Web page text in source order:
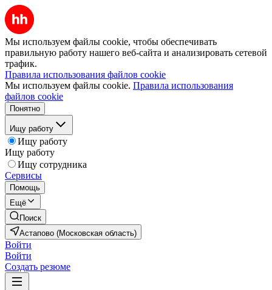
Мы используем файлы cookie, чтобы обеспечивать
правильную работу нашего веб-сайта и анализировать сетевой
трафик.
Правила использования файлов cookie
Мы используем файлы cookie. Правила использования
файлов cookie
Понятно
Ищу работу
Ищу работу
Ищу работу
Ищу сотрудника
Сервисы
Помощь
Ещё
Поиск
Астапово (Московская область)
Войти
Войти
Создать резюме